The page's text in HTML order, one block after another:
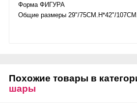
Форма ФИГУРА
Общие размеры 29"/75CM.H*42"/
Похожие товары в
шары